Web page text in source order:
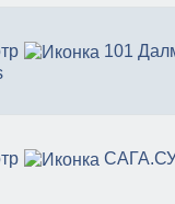
101